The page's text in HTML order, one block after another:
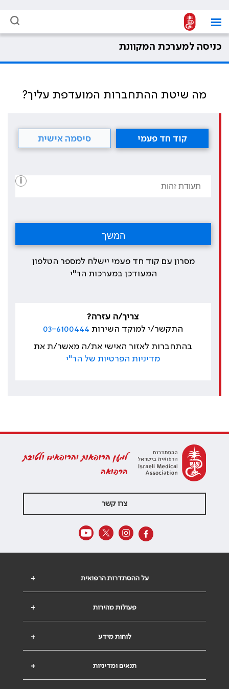
כניסה למערכת המקוונת
מה שיטת ההתחברות המועדפת עליך?
קוד חד פעמי סיסמה אישית
i
מסרון עם קוד חד פעמי יישלח למספר הטלפון
המעודכן במערכות הר"י
צריך/ה עזרה?
התקשר/י למוקד השירות 03-6100444
בהתחברות לאזור האישי את/ה מאשר/ת את
מדיניות הפרטיות של הר"י
למען הרופאות והרופאים ולטובת
הרפואה
צרו קשר
+ על ההסתדרות הרפואית
+ פעולות מהירות
+ לוחות מידע
+ תנאים ומדיניות